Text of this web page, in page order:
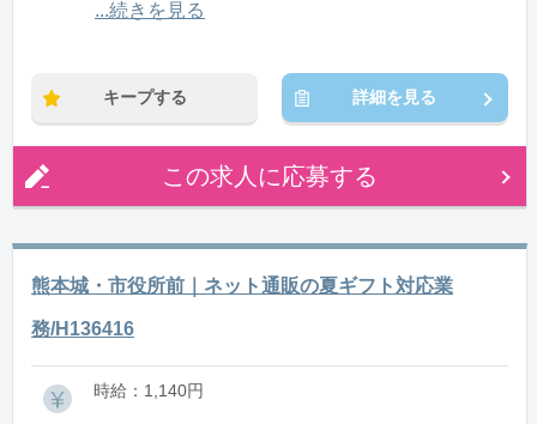
11:00〜20:00(休憩1:00)
※残業：0〜5時間程度/月
...続きを見る
キープする 詳細を見る
この求人に応募する
熊本城・市役所前｜ネット通販の夏ギフト対応業
務/H136416
時給：1,140円